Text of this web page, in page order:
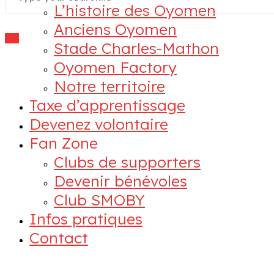
L’histoire des Oyomen
Anciens Oyomen
Stade Charles-Mathon
Oyomen Factory
Notre territoire
Taxe d’apprentissage
Devenez volontaire
Fan Zone
Clubs de supporters
Devenir bénévoles
Club SMOBY
Infos pratiques
Contact